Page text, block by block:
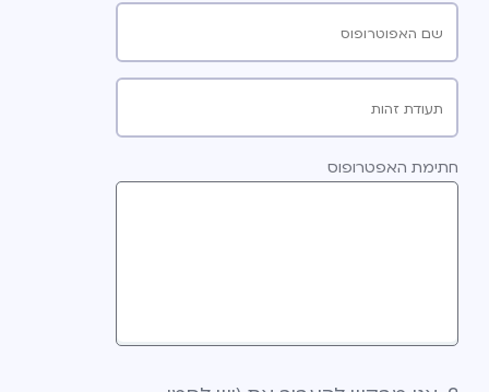
שם האפוטרופוס
תעודת זהות
חתימת האפטרופוס